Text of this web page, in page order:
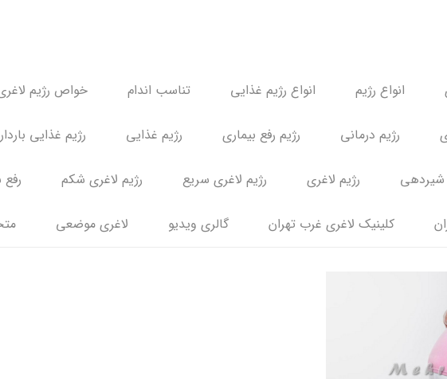
انواع رژیم انواع رژیم غذایی تناسب اندام خواص رژیم
رژیم درمانی رژیم رفع بیماری رژیم غذایی رژیم غذایی
شیردهی رژیم لاغری رژیم لاغری سریع رژیم لاغری شکم
کلینیک لاغری غرب تهران گالری ویدیو لاغری موضعی